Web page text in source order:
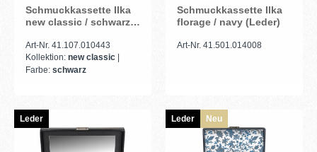
Schmuckkassette Ilka
new classic / schwarz
Art-Nr. 41.107.010443
Kollektion: new classic
Farbe: schwarz
Schmuckkassette Ilka
florage / navy (Leder)
Art-Nr. 41.501.014008
Leder Leder Neu